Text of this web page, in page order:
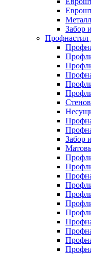
Забор
Профнастил
Забор